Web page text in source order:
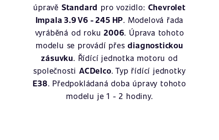
úpravě Standard pro vozidlo: Chevrolet
Impala 3.9 V6 - 245 HP. Modelová řada
vyráběná od roku2006. Úprava tohoto
modelu se provádí přesdiagnostickou
zásuvku. Řídící jednotka motoru od
společnostiACDelco. Typ řídící jednotky
E38. Předpokládaná doba úpravy tohoto
modelu je 1 - 2 hodiny.